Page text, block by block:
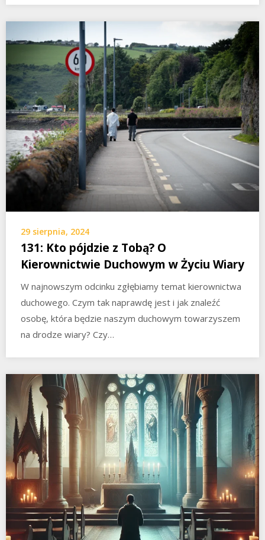
29 sierpnia, 2024
131: Kto pójdzie z Tobą? O
Kierownictwie Duchowym w Życiu Wiary
W najnowszym odcinku zgłębiamy temat kierownictwa
duchowego. Czym tak naprawdę jest i jak znaleźć
osobę, która będzie naszym duchowym towarzyszem
na drodze wiary? Czy…